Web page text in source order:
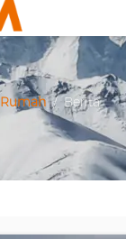
Rumah / Berita